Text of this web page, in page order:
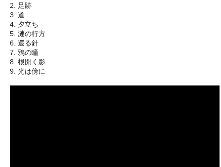
2. 足跡
3. 道
4. 夕立ち
5. 漣の行方
6. 還る針
7. 鴉の瞳
8. 根開く影
9. 光は傍に